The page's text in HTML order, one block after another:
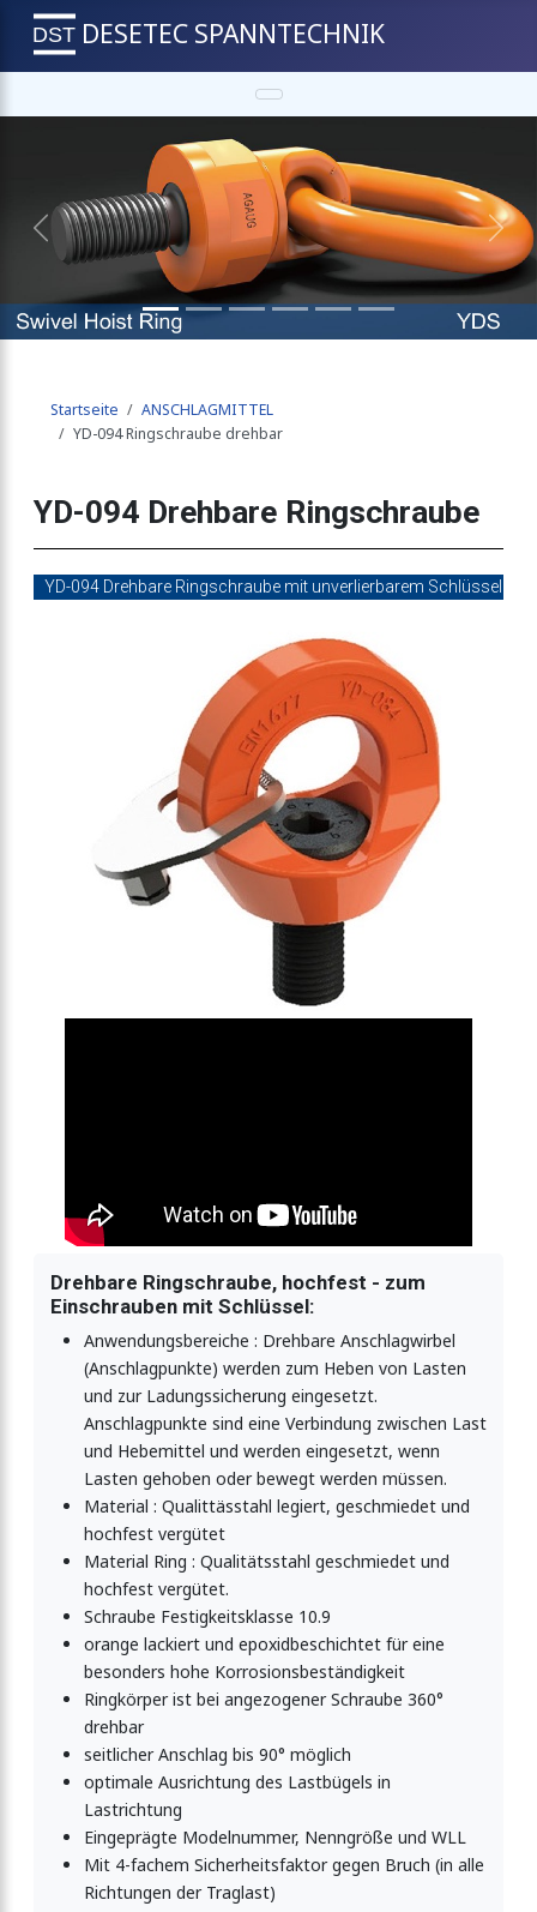
DESETEC SPANNTECHNIK
Previous Next
Startseite
ANSCHLAGMITTEL
YD-094 Ringschraube drehbar
YD-094 Drehbare Ringschraube
YD-094 Drehbare Ringschraube mit unverlierbarem Schlüssel
Drehbare Ringschraube, hochfest - zum
Einschrauben mit Schlüssel:
Anwendungsbereiche : Drehbare Anschlagwirbel
(Anschlagpunkte) werden zum Heben von Lasten
und zur Ladungssicherung eingesetzt.
Anschlagpunkte sind eine Verbindung zwischen Last
und Hebemittel und werden eingesetzt, wenn
Lasten gehoben oder bewegt werden müssen.
Material : Qualittässtahl legiert, geschmiedet und
hochfest vergütet
Material Ring : Qualitätsstahl geschmiedet und
hochfest vergütet.
Schraube Festigkeitsklasse 10.9
orange lackiert und epoxidbeschichtet für eine
besonders hohe Korrosionsbeständigkeit
Ringkörper ist bei angezogener Schraube 360°
drehbar
seitlicher Anschlag bis 90° möglich
optimale Ausrichtung des Lastbügels in
Lastrichtung
Eingeprägte Modelnummer, Nenngröße und WLL
Mit 4-fachem Sicherheitsfaktor gegen Bruch (in alle
Richtungen der Traglast)